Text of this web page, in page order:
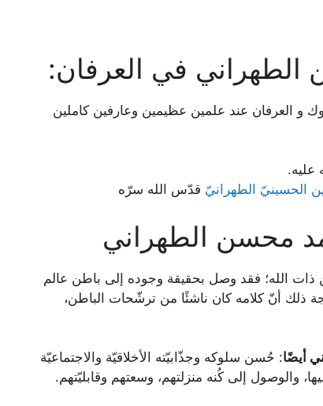
في العرفان:
و العرفان عند علمين عظيمين وعارفين كاملين
علیه.
الحسینيّ الطهرانيّ قدّس الله سرّه
محسن الطهراني
الله؛ فقد وصل بحقيقة وجوده إلى باطن عالم
ذلك أنّ كلامه كان ناشئًا من ترشّحات الباطن،
أيضًا: حُسن سلوكه وجذّابيّته الأخلاقيّة والاجتماعيّة
والوصول إلى كُنه منزلتهم، وسعتهم وقابليّتهم.